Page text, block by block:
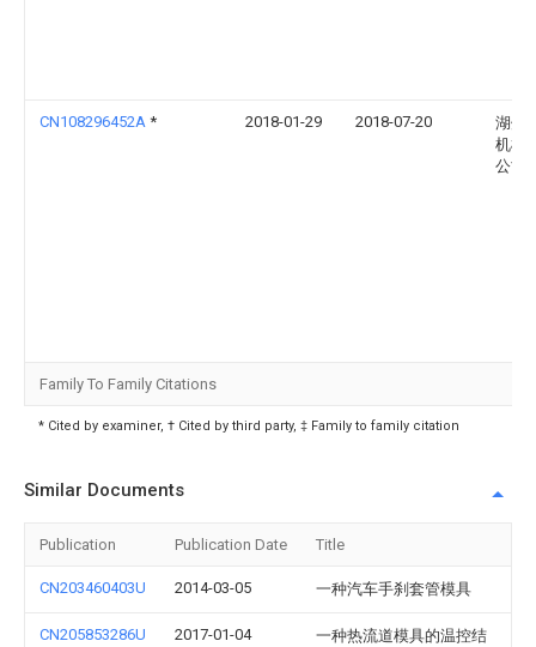
CN108296452A * 2018-01-29 2018-07-20
湖州
机械
公司
Family To Family Citations
* Cited by examiner, † Cited by third party, ‡ Family to family citation
Similar Documents
Publication Publication Date Title
CN203460403U 2014-03-05 一种汽车手刹套管模具
CN205853286U 2017-01-04
一种热流道模具的温控结